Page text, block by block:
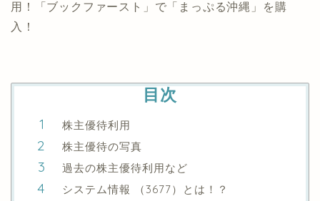
用！「ブックファースト」で「まっぷる沖縄」を購
入！
目次
株主優待利用
株主優待の写真
過去の株主優待利用など
システム情報 （3677）とは！？